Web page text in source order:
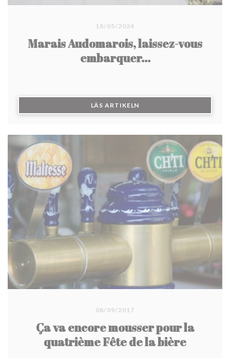
18/05/2024
Marais Audomarois, laissez-vous
embarquer...
LÄS ARTIKELN
08/09/2017
Ça va encore mousser pour la
quatrième Fête de la bière